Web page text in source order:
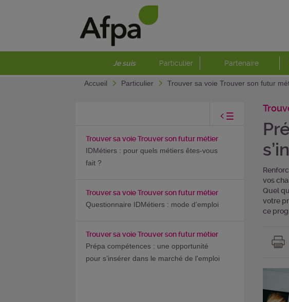
Je suis Particulier Partenaire
Accueil Particulier Trouver sa voie Trouver son futur
Trouver sa voie Trouver son futur métier
IDMétiers : pour quels métiers êtes-vous
fait ?
Trouver sa voie Trouver son futur métier
Questionnaire IDMétiers : mode d’emploi
Trouver sa voie Trouver son futur métier
Prépa compétences : une opportunité
pour s’insérer dans le marché de l'emploi
vos
Quel
votre
ce